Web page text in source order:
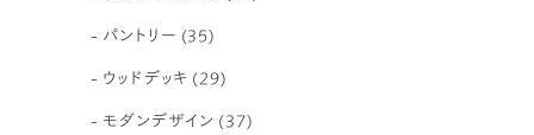
パントリー (35)
ウッドデッキ (29)
モダンデザイン (37)